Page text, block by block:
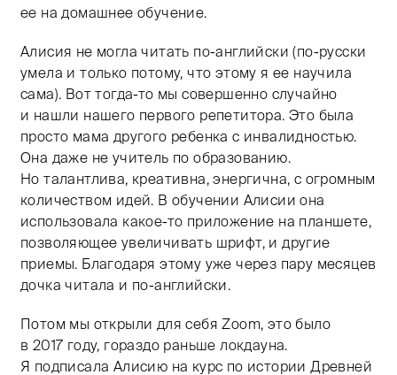
ее на домашнее обучение.
Алисия не могла читать по-английски (по-русски
умела и только потому, что этому я ее научила
сама). Вот тогда-то мы совершенно случайно
и нашли нашего первого репетитора. Это была
просто мама другого ребенка с инвалидностью.
Она даже не учитель по образованию.
Но талантлива, креативна, энергична, с огромным
количеством идей. В обучении Алисии она
использовала какое-то приложение на планшете,
позволяющее увеличивать шрифт, и другие
приемы. Благодаря этому уже через пару месяцев
дочка читала и по-английски.
Потом мы открыли для себя Zoom, это было
в 2017 году, гораздо раньше локдауна.
Я подписала Алисию на курс по истории Древней